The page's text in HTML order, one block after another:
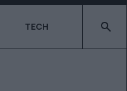
TECH Type